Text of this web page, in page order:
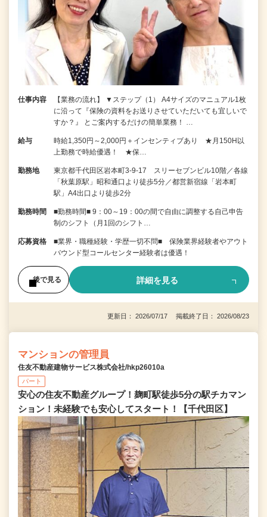
仕事内容
【業務の流れ】 ▼ステップ（1） A4サイズのマニュアル1枚
に沿って『保険の資料をお送りさせていただいても宜しいで
すか？』 とご案内するだけの簡単業務！ …
給与
時給1,350円～2,000円＋インセンティブあり ★月150H以
上勤務で時給優遇！ ★保…
勤務地
東京都千代田区岩本町3-9-17 スリーセブンビル10階／各線
「秋葉原駅」昭和通口より徒歩5分／都営新宿線「岩本町
駅」A4出口より徒歩2分
勤務時間
■勤務時間■ 9：00～19：00の間で自由に調整する自己申告
制のシフト（月1回のシフト…
応募資格
■業界・職種経験・学歴一切不問■ 保険業界経験者やアウト
バウンド型コールセンター経験者は優遇！
後で見る 詳細を見る
更新日： 2026/07/17 掲載終了日： 2026/08/23
マンションの管理員
住友不動産建物サービス株式会社/hkp26010a
パート
安心の住友不動産グループ！麹町駅徒歩5分の駅チカマン
ション！未経験でも安心してスタート！【千代田区】